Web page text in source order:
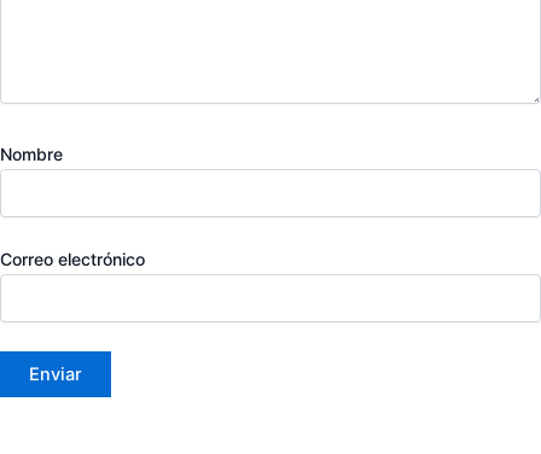
Nombre
Correo electrónico